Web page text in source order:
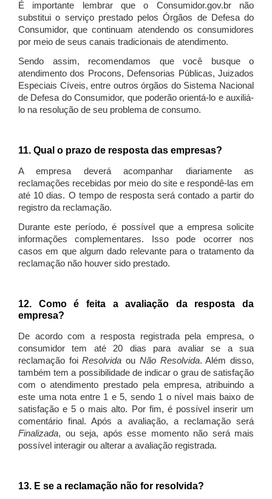
É importante lembrar que o Consumidor.gov.br não
substitui o serviço prestado pelos Órgãos de Defesa do
Consumidor, que continuam atendendo os consumidores
por meio de seus canais tradicionais de atendimento.
Sendo assim, recomendamos que você busque o
atendimento dos Procons, Defensorias Públicas, Juizados
Especiais Cíveis, entre outros órgãos do Sistema Nacional
de Defesa do Consumidor, que poderão orientá-lo e auxiliá-
lo na resolução de seu problema de consumo.
11. Qual o prazo de resposta das empresas?
A empresa deverá acompanhar diariamente as
reclamações recebidas por meio do site e respondê-las em
até 10 dias. O tempo de resposta será contado a partir do
registro da reclamação.
Durante este período, é possível que a empresa solicite
informações complementares. Isso pode ocorrer nos
casos em que algum dado relevante para o tratamento da
reclamação não houver sido prestado.
12. Como é feita a avaliação da resposta da
empresa?
De acordo com a resposta registrada pela empresa, o
consumidor tem até 20 dias para avaliar se a sua
reclamação foiResolvida ou Não Resolvida. Além disso,
também tem a possibilidade de indicar o grau de satisfação
com o atendimento prestado pela empresa, atribuindo a
este uma nota entre 1 e 5, sendo 1 o nível mais baixo de
satisfação e 5 o mais alto. Por fim, é possível inserir um
comentário final. Após a avaliação, a reclamação será
Finalizada, ou seja, após esse momento não será mais
possível interagir ou alterar a avaliação registrada.
13. E se a reclamação não for resolvida?